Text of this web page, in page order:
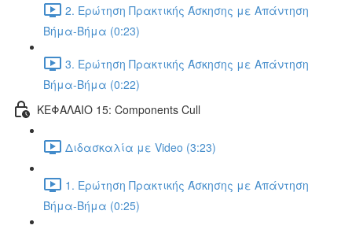
2. Ερώτηση Πρακτικής Άσκησης με Απάντηση
Βήμα-Βήμα (0:23)
3. Ερώτηση Πρακτικής Άσκησης με Απάντηση
Βήμα-Βήμα (0:22)
ΚΕΦΑΛΑΙΟ 15: Components Cull
Διδασκαλία με Video (3:23)
1. Ερώτηση Πρακτικής Άσκησης με Απάντηση
Βήμα-Βήμα (0:25)